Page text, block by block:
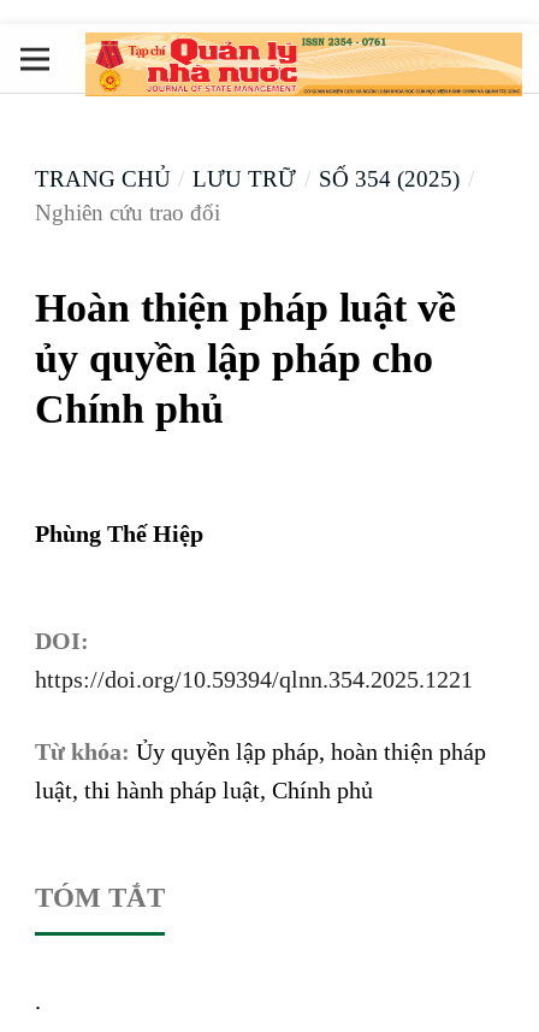
TRANG CHỦ / LƯU TRỮ / SỐ 354 (2025) /
Nghiên cứu trao đổi
Hoàn thiện pháp luật về
ủy quyền lập pháp cho
Chính phủ
Phùng Thế Hiệp
DOI:
https://doi.org/10.59394/qlnn.354.2025.1221
Từ khóa: Ủy quyền lập pháp, hoàn thiện pháp
luật, thi hành pháp luật, Chính phủ
TÓM TẮT
.